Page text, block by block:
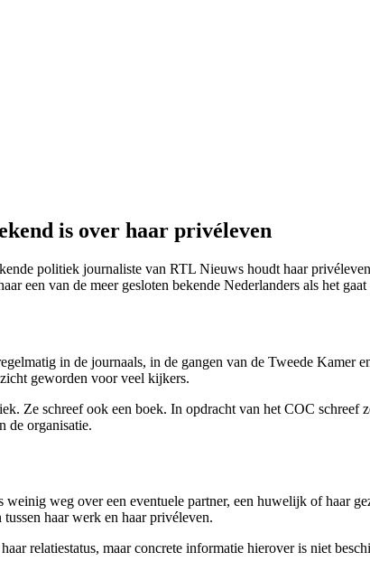
is over haar privéleven
politiek journaliste van RTL Nieuws houdt haar
een van de meer gesloten bekende Nederlanders als het
in de journaals, in de gangen van de Tweede Kamer
geworden voor veel kijkers.
Ze schreef ook een boek. In opdracht van het COC
de organisatie.
weg over een eventuele partner, een huwelijk of haar
haar werk en haar privéleven.
relatiestatus, maar concrete informatie hierover is niet